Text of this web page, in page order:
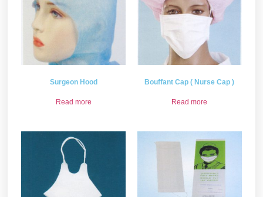
Surgeon Hood
Read more
Bouffant Cap ( Nurse Cap )
Read more